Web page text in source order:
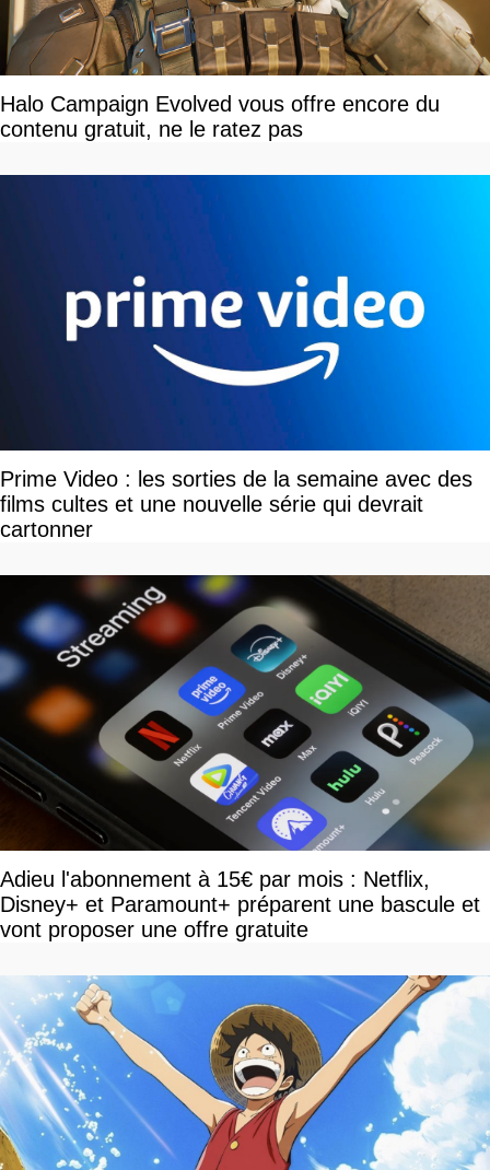
Halo Campaign Evolved vous offre encore du
contenu gratuit, ne le ratez pas
Prime Video : les sorties de la semaine avec des
films cultes et une nouvelle série qui devrait
cartonner
Adieu l'abonnement à 15€ par mois : Netflix,
Disney+ et Paramount+ préparent une bascule et
vont proposer une offre gratuite